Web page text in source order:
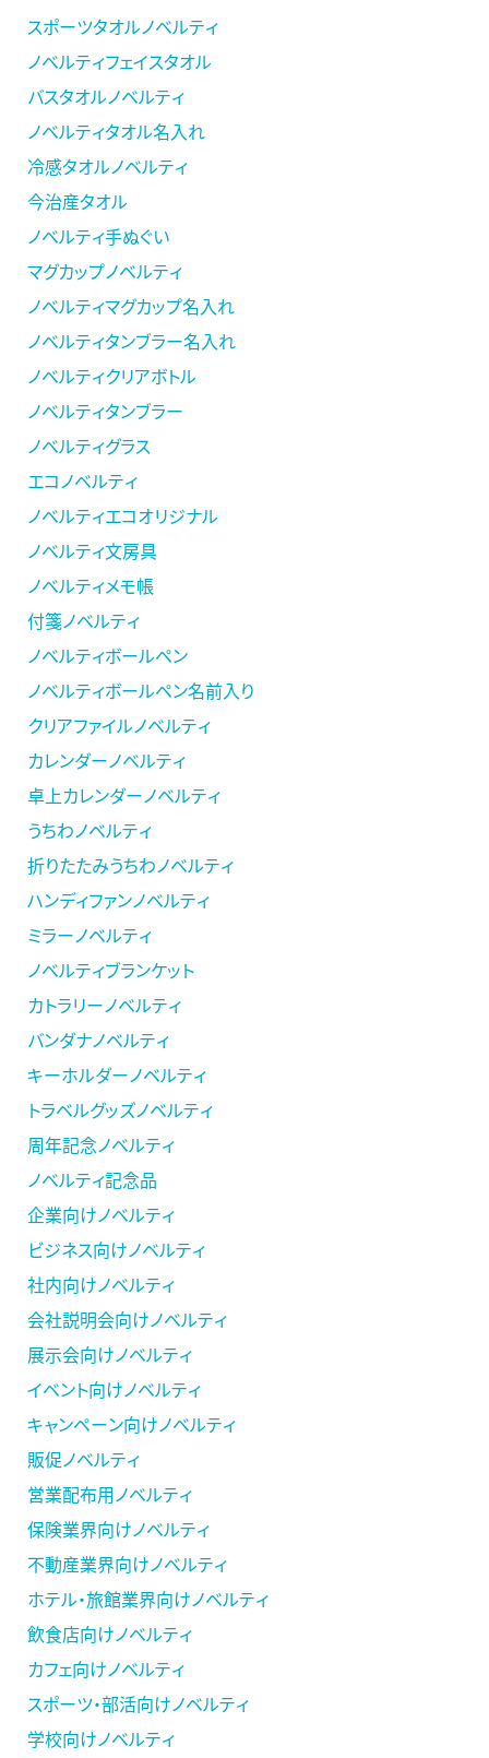
スポーツタオルノベルティ
ノベルティフェイスタオル
バスタオルノベルティ
ノベルティタオル名入れ
冷感タオルノベルティ
今治産タオル
ノベルティ手ぬぐい
マグカップノベルティ
ノベルティマグカップ名入れ
ノベルティタンブラー名入れ
ノベルティクリアボトル
ノベルティタンブラー
ノベルティグラス
エコノベルティ
ノベルティエコオリジナル
ノベルティ文房具
ノベルティメモ帳
付箋ノベルティ
ノベルティボールペン
ノベルティボールペン名前入り
クリアファイルノベルティ
カレンダーノベルティ
卓上カレンダーノベルティ
うちわノベルティ
折りたたみうちわノベルティ
ハンディファンノベルティ
ミラーノベルティ
ノベルティブランケット
カトラリーノベルティ
バンダナノベルティ
キーホルダーノベルティ
トラベルグッズノベルティ
周年記念ノベルティ
ノベルティ記念品
企業向けノベルティ
ビジネス向けノベルティ
社内向けノベルティ
会社説明会向けノベルティ
展示会向けノベルティ
イベント向けノベルティ
キャンペーン向けノベルティ
販促ノベルティ
営業配布用ノベルティ
保険業界向けノベルティ
不動産業界向けノベルティ
ホテル・旅館業界向けノベルティ
飲食店向けノベルティ
カフェ向けノベルティ
スポーツ・部活向けノベルティ
学校向けノベルティ